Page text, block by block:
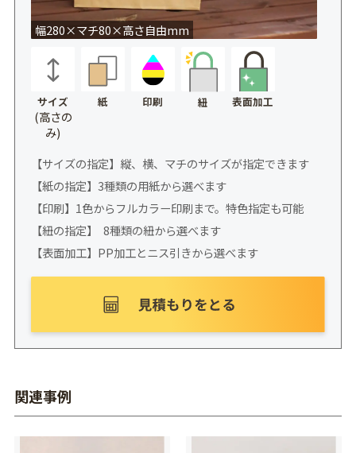
幅280×マチ80×高さ自由mm
サイズ
(高さの
み)
紙 印刷 紐 表面加工
【サイズの指定】縦、横、マチのサイズが指定できます
【紙の指定】3種類の用紙から選べます
【印刷】1色からフルカラー印刷まで。特色指定も可能
【紐の指定】 8種類の紐から選べます
【表面加工】PP加工とニス引きから選べます
関連事例